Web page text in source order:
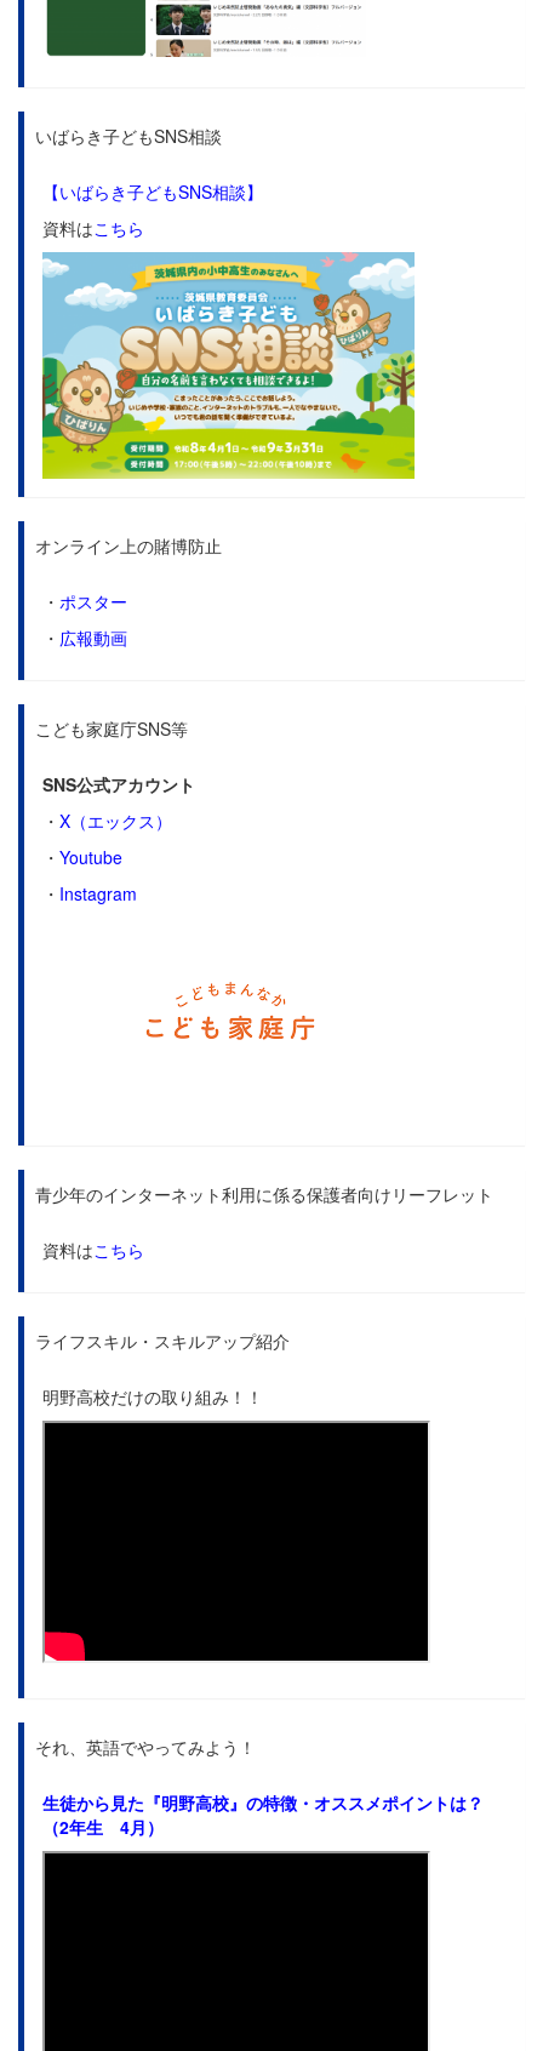
いばらき子どもSNS相談
【いばらき子どもSNS相談】
資料はこちら
オンライン上の賭博防止
・ ポスター
・ 広報動画
こども家庭庁SNS等
SNS公式アカウント
・ X（エックス）
・ Youtube
・ Instagram
青少年のインターネット利用に係る保護者向けリーフレット
資料はこちら
ライフスキル・スキルアップ紹介
明野高校だけの取り組み！！
それ、英語でやってみよう！
生徒から見た 『明野高校』の特徴・オススメポイントは？
（2年生 4月）